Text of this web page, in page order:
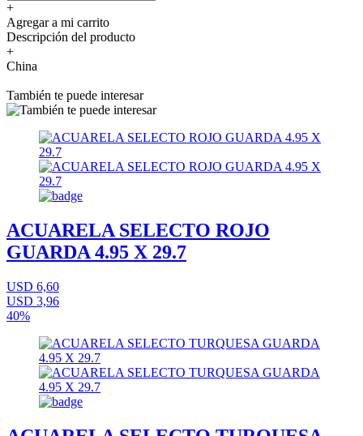
+
Agregar a mi carrito
Descripción del producto
+
China
También te puede interesar
ACUARELA SELECTO ROJO
GUARDA 4.95 X 29.7
USD 6,60
USD 3,96
40%